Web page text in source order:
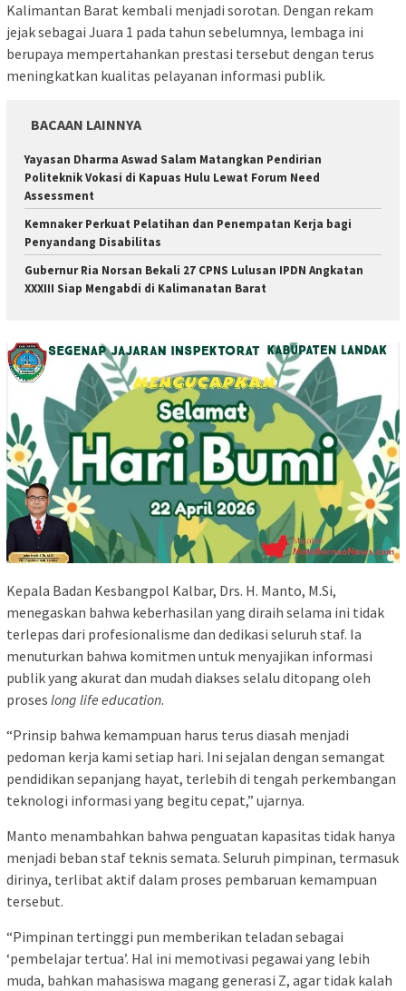
Kalimantan Barat kembali menjadi sorotan. Dengan rekam
jejak sebagai Juara 1 pada tahun sebelumnya, lembaga ini
berupaya mempertahankan prestasi tersebut dengan terus
meningkatkan kualitas pelayanan informasi publik.
BACAAN LAINNYA
Yayasan Dharma Aswad Salam Matangkan Pendirian
Politeknik Vokasi di Kapuas Hulu Lewat Forum Need
Assessment
Kemnaker Perkuat Pelatihan dan Penempatan Kerja bagi
Penyandang Disabilitas
Gubernur Ria Norsan Bekali 27 CPNS Lulusan IPDN Angkatan
XXXIII Siap Mengabdi di Kalimanatan Barat
Kepala Badan Kesbangpol Kalbar, Drs. H. Manto, M.Si,
menegaskan bahwa keberhasilan yang diraih selama ini tidak
terlepas dari profesionalisme dan dedikasi seluruh staf. Ia
menuturkan bahwa komitmen untuk menyajikan informasi
publik yang akurat dan mudah diakses selalu ditopang oleh
proses long life education.
“Prinsip bahwa kemampuan harus terus diasah menjadi
pedoman kerja kami setiap hari. Ini sejalan dengan semangat
pendidikan sepanjang hayat, terlebih di tengah perkembangan
teknologi informasi yang begitu cepat,” ujarnya.
Manto menambahkan bahwa penguatan kapasitas tidak hanya
menjadi beban staf teknis semata. Seluruh pimpinan, termasuk
dirinya, terlibat aktif dalam proses pembaruan kemampuan
tersebut.
“Pimpinan tertinggi pun memberikan teladan sebagai
‘pembelajar tertua’. Hal ini memotivasi pegawai yang lebih
muda, bahkan mahasiswa magang generasi Z, agar tidak kalah